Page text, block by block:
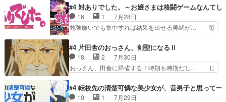
系列が4話と入れ替わってるのね… こんなデカイ
のどうやって運ぶんだよ！？姉… ダラさん、人型
形態にもなれるんか!?w髪…
国の奴らも馬鹿が多いが、夜の国も同じ… ご視聴
ありがとうございました来週もよろし… 握った◯
治郎（中の人的に）仲間であるプレ… ヨコヤの頭
の回転の速さと人間の心理を利用… 夜の国のヨコ
で夜の国の独裁支配を強化、… やはりヨコヤいい
ですね。昼の国が勝てる流… 役で出演いたしまし
た。次回も緊張が止まり…
#4 対ありでした。～お嬢さまは格闘ゲームなんてし
16 1
7月28日
勉強嫌いでも集中すれば結果を出せる美緒が… 毎
なゲームも相手が強すぎるとやる気無く… テー
マ：テスト勉強と大会感想は、美緒がテ… すげー
ーーーーーーーー良い……。女性声優… 深夜の格
ゲー対戦よりテストの方がよっぽど… 真剣に授業
ストに向けて勉強会！美緒ちゃ… 受験勉強と戦闘
の2択なら戦闘を選ぶ娘w美… 勉強嫌いでバトル
#4 片田舎のおっさん、剣聖になるⅡ
18 2
7月30日
おっさん、田舎に帰省する！時期も時期だし… じ
れない爺さんには夢が詰まってると思う… クル
ニ、ヘンブリッツ、ミュイと一緒におっ… 帰省、
#4 転校先の清楚可憐な美少女が、昔男子と思って一
10 1
7月29日